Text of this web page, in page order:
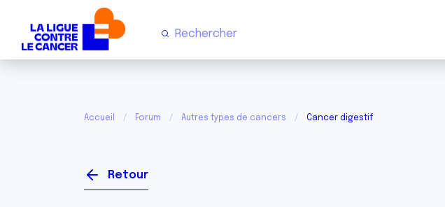
Accueil Forum Autres types de cancers Cancer digestif
Retour